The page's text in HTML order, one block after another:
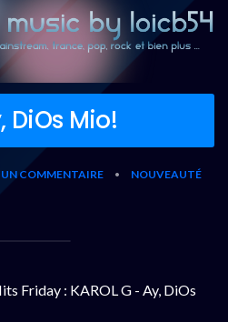
DiOs Mio!
COMMENTAIRE •
NOUVEAUTÉ
Friday : KAROL G - Ay, DiOs